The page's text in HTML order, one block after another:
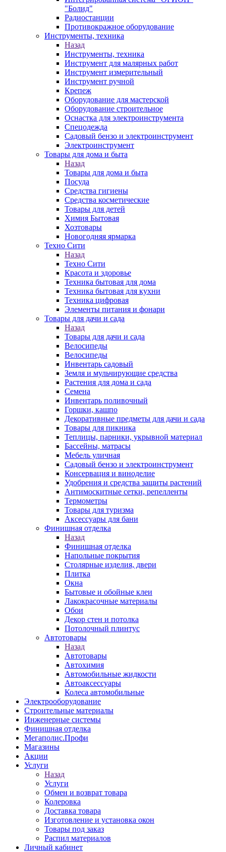
"Болид"
Радиостанции
Противокражное оборудование
Инструменты, техника
Назад
Инструменты, техника
Инструмент для малярных работ
Инструмент измерительный
Инструмент ручной
Крепеж
Оборудование для мастерской
Оборудование строительное
Оснастка для электроинструмента
Спецодежда
Садовый бензо и электроинструмент
Электроинструмент
Товары для дома и быта
Назад
Товары для дома и быта
Посуда
Средства гигиены
Средства косметические
Товары для детей
Химия Бытовая
Хозтовары
Новогодняя ярмарка
Техно Сити
Назад
Техно Сити
Красота и здоровье
Техника бытовая для дома
Техника бытовая для кухни
Техника цифровая
Элементы питания и фонари
Товары для дачи и сада
Назад
Товары для дачи и сада
Велосипеды
Велосипеды
Инвентарь садовый
Земля и мульчирующие средства
Растения для дома и сада
Семена
Инвентарь поливочный
Горшки, кашпо
Декоративные предметы для дачи и сада
Товары для пикника
Теплицы, парники, укрывной материал
Бассейны, матрасы
Мебель уличная
Садовый бензо и электроинструмент
Консервация и виноделие
Удобрения и средства защиты растений
Антимоскитные сетки, репелленты
Термометры
Товары для туризма
Аксессуары для бани
Финишная отделка
Назад
Финишная отделка
Напольные покрытия
Столярные изделия, двери
Плитка
Окна
Бытовые и обойные клеи
Лакокрасочные материалы
Обои
Декор стен и потолка
Потолочный плинтус
Автотовары
Назад
Автотовары
Автохимия
Автомобильные жидкости
Автоаксессуары
Колеса автомобильные
Электрооборудование
Строительные материалы
Инженерные системы
Финишная отделка
Мегаполис.Профи
Магазины
Акции
Услуги
Назад
Услуги
Обмен и возврат товара
Колеровка
Доставка товара
Изготовление и установка окон
Товары под заказ
Распил материалов
Личный кабинет